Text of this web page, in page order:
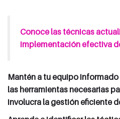
Conoce las técnicas
implementación efectiva
Mantén a tu equipo
las herramientas necesarias
involucra la gestión eficiente